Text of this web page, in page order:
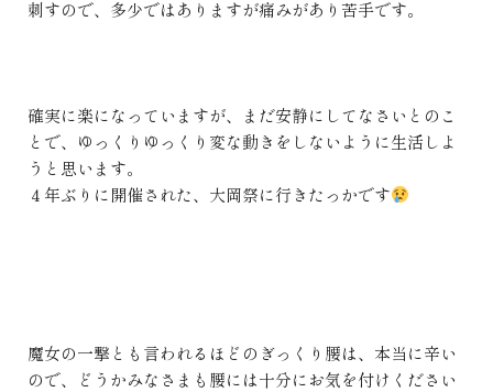
刺すので、多少ではありますが痛みがあり苦手です。
確実に楽になっていますが、まだ安静にしてなさいとのこ
とで、ゆっくりゆっくり変な動きをしないように生活しよ
うと思います。
４年ぶりに開催された、大岡祭に行きたっかです
魔女の一撃とも言われるほどのぎっくり腰は、本当に辛い
ので、どうかみなさまも腰には十分にお気を付けください